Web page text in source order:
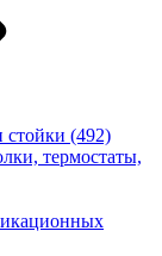
(492)
термостаты,